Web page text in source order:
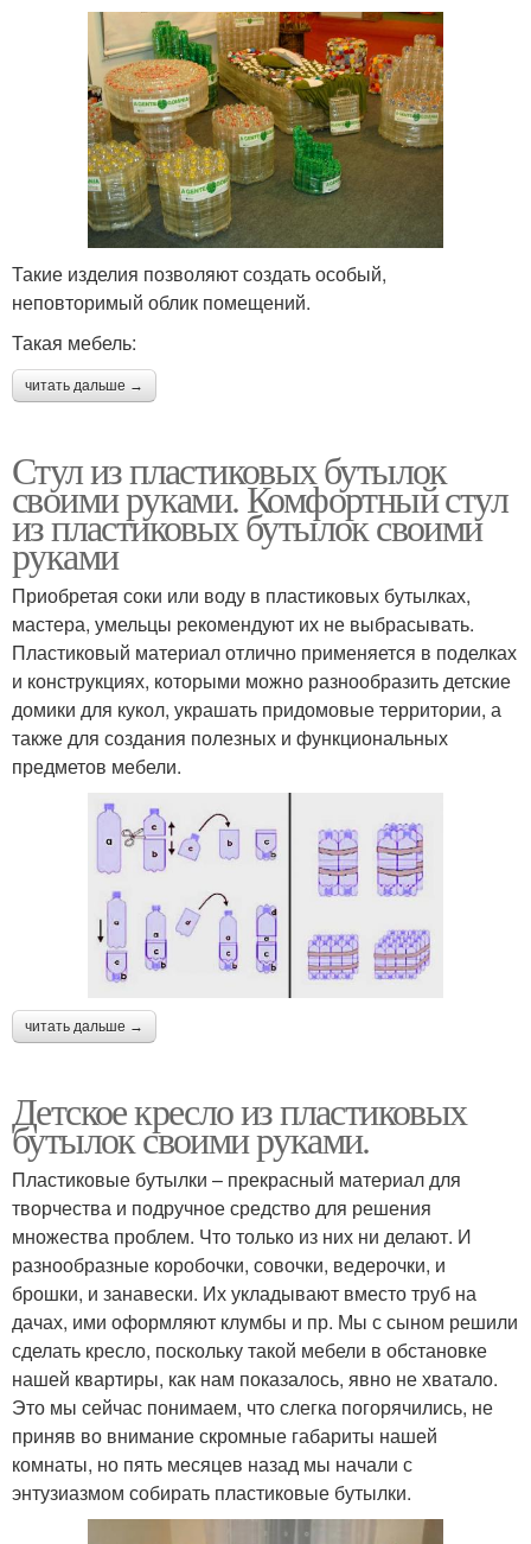
Такие изделия позволяют создать особый,
неповторимый облик помещений.
Такая мебель:
читать дальше →
Стул из пластиковых бутылок
своими руками. Комфортный стул
из пластиковых бутылок своими
руками
Приобретая соки или воду в пластиковых бутылках,
мастера, умельцы рекомендуют их не выбрасывать.
Пластиковый материал отлично применяется в поделках
и конструкциях, которыми можно разнообразить детские
домики для кукол, украшать придомовые территории, а
также для создания полезных и функциональных
предметов мебели.
читать дальше →
Детское кресло из пластиковых
бутылок своими руками.
Пластиковые бутылки – прекрасный материал для
творчества и подручное средство для решения
множества проблем. Что только из них ни делают. И
разнообразные коробочки, совочки, ведерочки, и
брошки, и занавески. Их укладывают вместо труб на
дачах, ими оформляют клумбы и пр. Мы с сыном решили
сделать кресло, поскольку такой мебели в обстановке
нашей квартиры, как нам показалось, явно не хватало.
Это мы сейчас понимаем, что слегка погорячились, не
приняв во внимание скромные габариты нашей
комнаты, но пять месяцев назад мы начали с
энтузиазмом собирать пластиковые бутылки.